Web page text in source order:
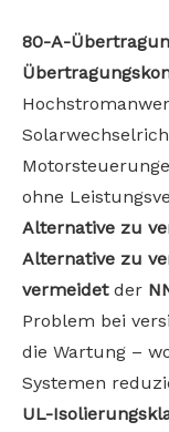
80-A-
ohne
Alternative zu
Alternative zu
vermeidet der
Problem bei
die Wartung –
Systemen
UL-